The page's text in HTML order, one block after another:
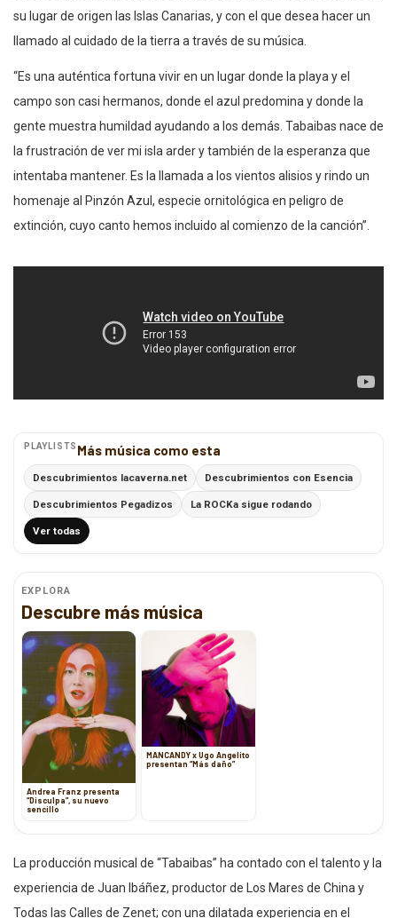
su lugar de origen las Islas Canarias, y con el que desea hacer un
llamado al cuidado de la tierra a través de su música.
“Es una auténtica fortuna vivir en un lugar donde la playa y el
campo son casi hermanos, donde el azul predomina y donde la
gente muestra humildad ayudando a los demás. Tabaibas nace de
la frustración de ver mi isla arder y también de la esperanza que
intentaba mantener. Es la llamada a los vientos alisios y rindo un
homenaje al Pinzón Azul, especie ornitológica en peligro de
extinción, cuyo canto hemos incluido al comienzo de la canción”.
PLAYLISTS Más música como esta
Descubrimientos lacaverna.net Descubrimientos con Esencia
Descubrimientos Pegadizos La ROCKa sigue rodando
Ver todas
EXPLORA
Descubre más música
Andrea Franz presenta
“Disculpa”, su nuevo
sencillo
MANCANDY x Ugo Angelito
presentan “Más daño”
La producción musical de “Tabaibas” ha contado con el talento y la
experiencia de Juan Ibáñez, productor de Los Mares de China y
Todas las Calles de Zenet; con una dilatada experiencia en el